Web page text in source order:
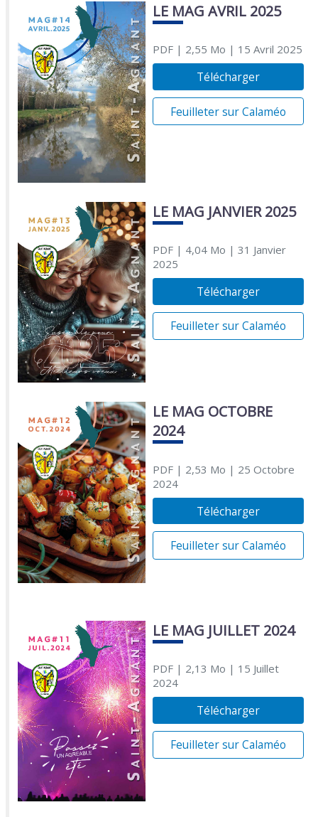
LE MAG AVRIL 2025
PDF| 2,55 Mo | 15 Avril 2025
Télécharger
Feuilleter sur Calaméo
LE MAG JANVIER 2025
PDF| 4,04 Mo | 31 Janvier
2025
Télécharger
Feuilleter sur Calaméo
LE MAG OCTOBRE
2024
PDF| 2,53 Mo | 25 Octobre
2024
Télécharger
Feuilleter sur Calaméo
LE MAG JUILLET 2024
PDF| 2,13 Mo | 15 Juillet
2024
Télécharger
Feuilleter sur Calaméo